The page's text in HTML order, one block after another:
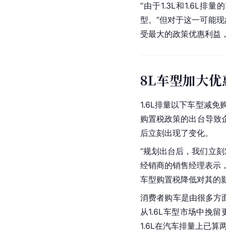
“由于1.3L和1.6L排量
型。”但对于这一可能
受最大的政策优惠利益
8L车型加大优
1.6L排量以下车型减免
购置税政策的出台导致
后立刻出现了变化。
“规划出台后，我们立
经销商的销售经理表示
车型购置税降低对其的
消费者购车是由很多方
从1.6L车型市场中挽
1.6L在汽车排量上已算